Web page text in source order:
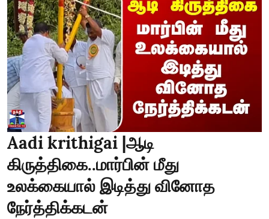
Aadi krithigai |ஆடி
கிருத்திகை..மார்பின் மீது
உலக்கையால் இடித்து வினோத
நேர்த்திக்கடன்